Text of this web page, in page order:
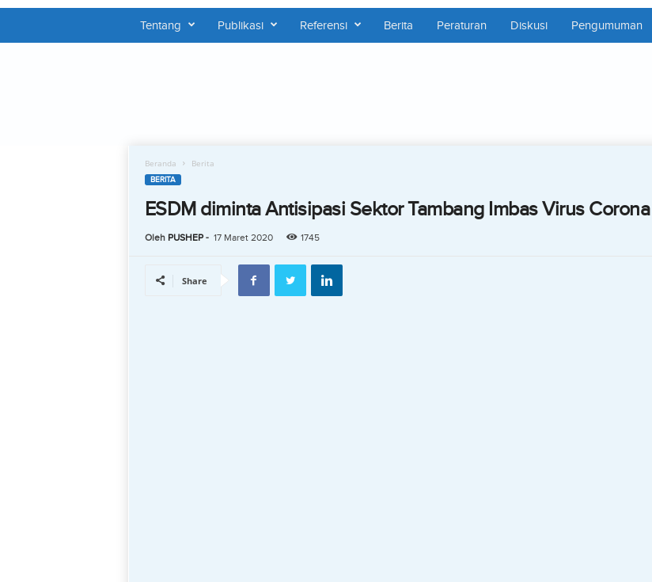
Tentang Publikasi Referensi Berita Peraturan Diskusi Pengumuman
Beranda Berita
BERITA
ESDM diminta Antisipasi Sektor Tambang Imbas Virus Corona
Oleh PUSHEP- 17 Maret 2020 1745
Share